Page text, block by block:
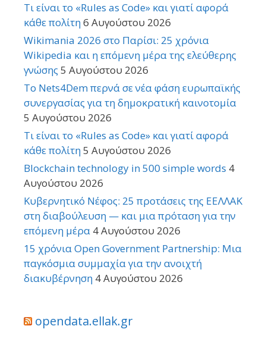
Τι είναι το «Rules as Code» και γιατί αφορά
κάθε πολίτη6 Αυγούστου 2026
Wikimania 2026 στο Παρίσι: 25 χρόνια
Wikipedia και η επόμενη μέρα της ελεύθερης
γνώσης 5 Αυγούστου 2026
Το Nets4Dem περνά σε νέα φάση ευρωπαϊκής
συνεργασίας για τη δημοκρατική καινοτομία
5 Αυγούστου 2026
Τι είναι το «Rules as Code» και γιατί αφορά
κάθε πολίτη5 Αυγούστου 2026
Blockchain technology in 500 simple words 4
Αυγούστου 2026
Κυβερνητικό Νέφος: 25 προτάσεις της ΕΕΛΛΑΚ
στη διαβούλευση — και μια πρόταση για την
επόμενη μέρα 4 Αυγούστου 2026
15 χρόνια Open Government Partnership: Μια
παγκόσμια συμμαχία για την ανοιχτή
διακυβέρνηση 4 Αυγούστου 2026
opendata.ellak.gr